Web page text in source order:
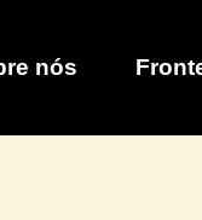
nós